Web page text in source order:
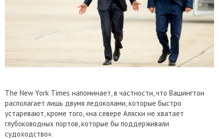
The New York Times напоминает, в частности, что Вашингтон
располагает лишь двумя ледоколами, которые быстро
устаревают, кроме того, «на севере Аляски не хватает
глубоководных портов, которые бы поддерживали
судоходство».